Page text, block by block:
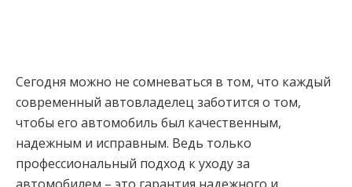
Сегодня можно не сомневаться в том, что каждый
современный автовладелец заботится о том,
чтобы его автомобиль был качественным,
надежным и исправным. Ведь только
профессиональный подход к уходу за